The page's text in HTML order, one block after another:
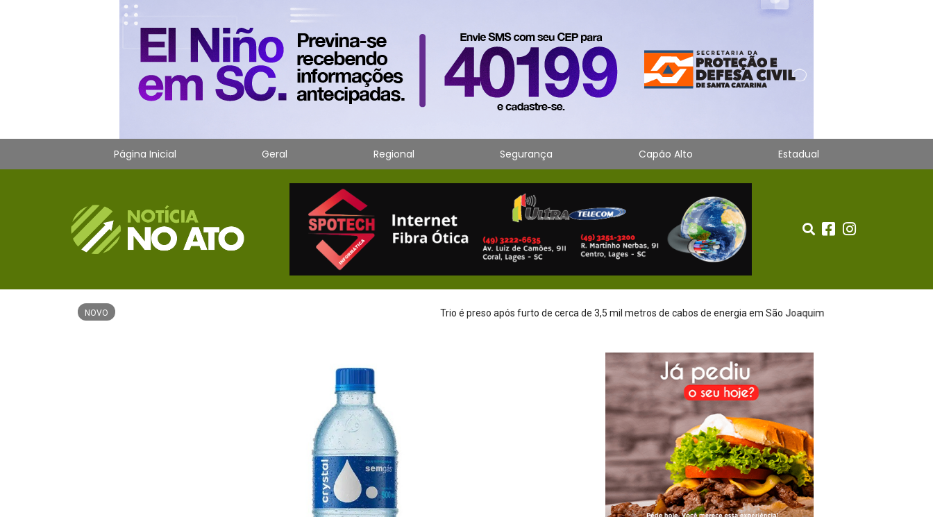
Página Inicial Geral Regional Segurança Capão Alto Estadual
NOVO Trio é preso após furto de cerca de 3,5 mil metros de cabos de energia em São Joaquim